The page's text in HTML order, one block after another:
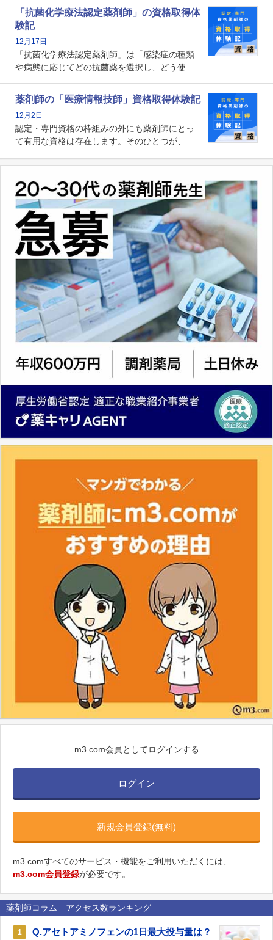
関する資格として、2009年に発足しました。薬
剤師の専門性を活かして高度化するがん医療に
貢献する姿は、今も病院薬剤師にとって一目置
かれる存在です。
「抗菌化学療法認定薬剤師」の資格取得体
験記
12月17日
「抗菌化学療法認定薬剤師」は「感染症の種類
や病態に応じてどの抗菌薬を選択し、どう使っ
る薬剤師です。現在、感染防止対策加算の施設
基準に専任の薬剤師配置が挙げられており、今
後は感染症領域で薬剤師に、より多くの役割が
求められる可能性もあります。
薬剤師の「医療情報技師」資格取得体験記
12月2日
認定・専門資格の枠組みの外にも薬剤師にとっ
て有用な資格は存在します。そのひとつが、
査データ、投薬歴など非常に多岐にわたる医療
データを利活用し、またシステム管理できるこ
とは、病院薬剤師を中心に大きな武器になりま
す。
m3.com会員としてログインする
ログイン
新規会員登録(無料)
m3.comすべてのサービス・機能をご利用いただくには、
m3.com会員登録が必要です。
薬剤師コラム アクセス数ランキング
1 Q.アセトアミノフェンの1日最大投与量は？